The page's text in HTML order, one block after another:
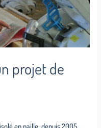
projet de
en paille, depuis 2005